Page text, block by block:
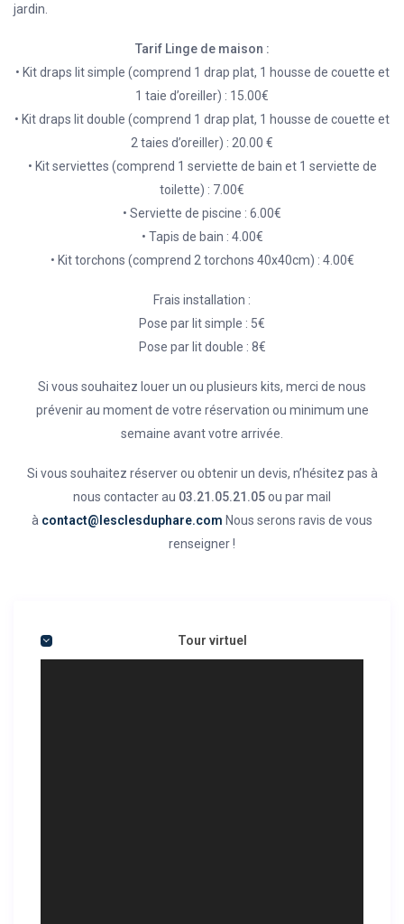
jardin.
Tarif Linge de maison :
• Kit draps lit simple (comprend 1 drap plat, 1 housse de couette et
1 taie d’oreiller) : 15.00€
• Kit draps lit double (comprend 1 drap plat, 1 housse de couette et
2 taies d’oreiller) : 20.00 €
• Kit serviettes (comprend 1 serviette de bain et 1 serviette de
toilette) : 7.00€
• Serviette de piscine : 6.00€
• Tapis de bain : 4.00€
• Kit torchons (comprend 2 torchons 40x40cm) : 4.00€
Frais installation :
Pose par lit simple : 5€
Pose par lit double : 8€
Si vous souhaitez louer un ou plusieurs kits, merci de nous
prévenir au moment de votre réservation ou minimum une
semaine avant votre arrivée.
Si vous souhaitez réserver ou obtenir un devis, n’hésitez pas à
nous contacter au 03.21.05.21.05ou par mail
à contact@lesclesduphare.com Nous serons ravis de vous
renseigner !
Tour virtuel